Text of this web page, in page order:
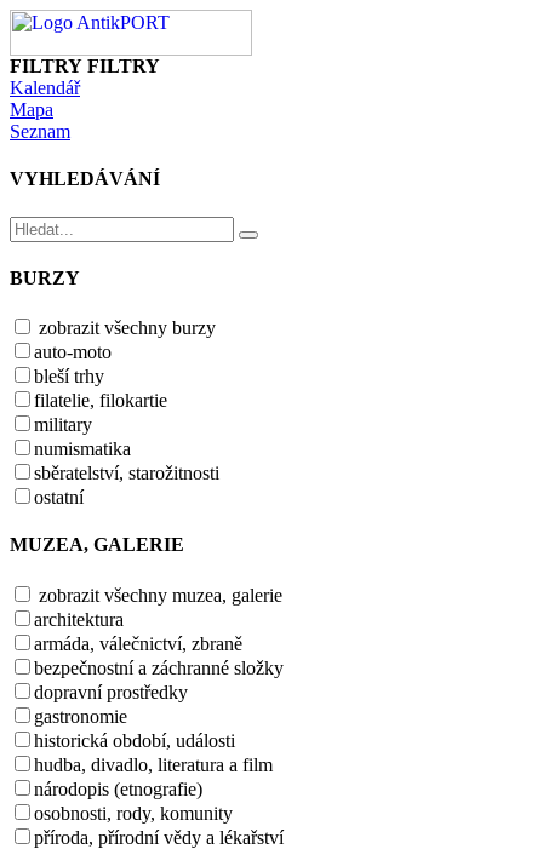
FILTRY FILTRY
Kalendář
Mapa
Seznam
VYHLEDÁVÁNÍ
BURZY
zobrazit všechny burzy
auto-moto
bleší trhy
filatelie, filokartie
military
numismatika
sběratelství, starožitnosti
ostatní
MUZEA, GALERIE
zobrazit všechny muzea, galerie
architektura
armáda, válečnictví, zbraně
bezpečnostní a záchranné složky
dopravní prostředky
gastronomie
historická období, události
hudba, divadlo, literatura a film
národopis (etnografie)
osobnosti, rody, komunity
příroda, přírodní vědy a lékařství